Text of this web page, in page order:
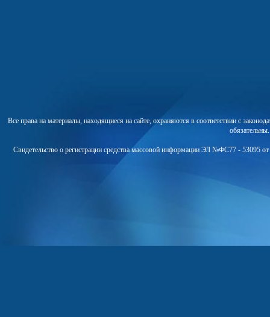
Все права на материалы, находящиеся на сайте, охраняются в соответствии с
Свидетельство о регистрации средства массовой информации ЭЛ №ФС77 - 53095